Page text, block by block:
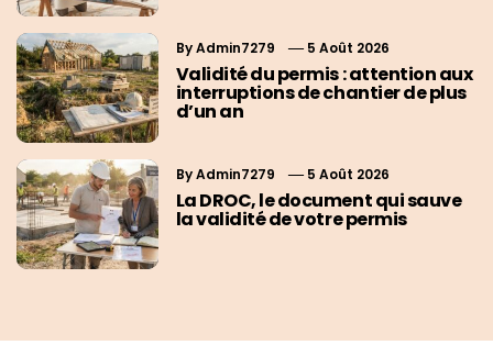
ByAdmin7279 5 Août 2026
Validité du permis : attention aux
interruptions de chantier de plus
d’un an
ByAdmin7279 5 Août 2026
La DROC, le document qui sauve
la validité de votre permis